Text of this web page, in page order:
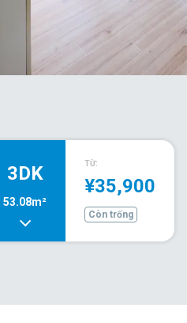
3DK
53.08m²
TỪ:
¥35,900
Còn trống